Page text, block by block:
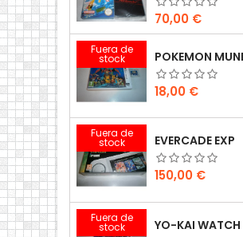
Precio
70,00 €
Fuera de
stock
Precio
18,00 €
Fuera de
stock EVERCADE EXP
Precio
150,00 €
Fuera de
stock